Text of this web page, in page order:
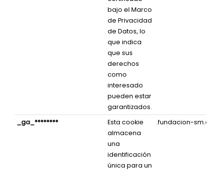
bajo el Marco
de Privacidad
de Datos, lo
que indica
que sus
derechos
como
interesado
pueden estar
garantizados.
_ga_********
Esta cookie
almacena
una
identificación
única para un
.fundacion-sm.org